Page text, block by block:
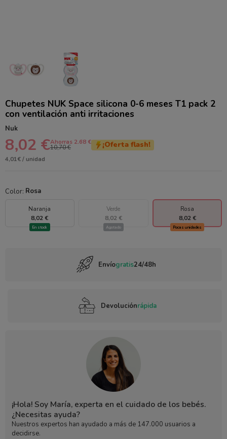
Chupetes NUK Space silicona 0-6 meses T1 pack 2
con ventilación anti irritaciones
Nuk
8,02 €Ahorras 2.68 €
10,70 € ¡Oferta flash!
4,01€ / unidad
Color: Rosa
Naranja
8,02 €
En stock
Verde
8,02 €
Agotado
Rosa
8,02 €
Pocas unidades
Envíogratis24/48h
Devoluciónrápida
¡Hola! Soy María, experta en el cuidado de los bebés.
¿Necesitas ayuda?
Nuestros expertos han ayudado a más de 147.000 usuarios a
decidirse.